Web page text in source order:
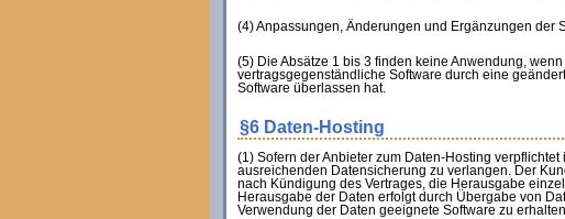
(4) Anpassungen, Änderungen und Ergänzungen der
(5) Die Absätze 1 bis 3 finden keine Anwendung,
vertragsgegenständliche Software durch eine
Software überlassen hat.
§6 Daten-Hosting
(1) Sofern der Anbieter zum Daten-Hosting
ausreichenden Datensicherung zu verlangen. Der
nach Kündigung des Vertrages, die Herausgabe
Herausgabe der Daten erfolgt durch Übergabe von
Verwendung der Daten geeignete Software zu